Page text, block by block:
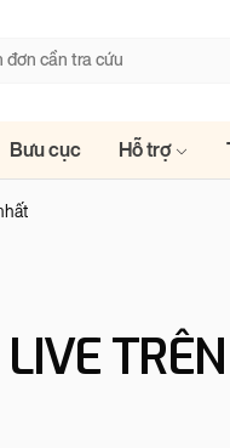
Bưu cục Hỗ trợ
TRÊN